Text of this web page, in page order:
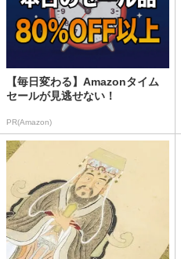
【毎日変わる】Amazonタイム
セールが見逃せない！
PR(Amazon)